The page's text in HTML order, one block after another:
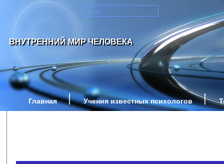
ВНУТРЕННИЙ МИР ЧЕЛОВЕКА
Главная Учения известных психологов